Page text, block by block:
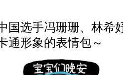
选手冯珊珊、林希
通形象的表情包～